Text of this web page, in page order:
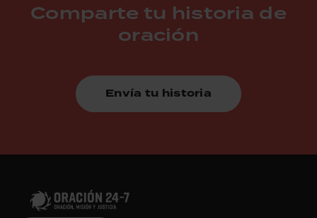
Comparte tu historia de
oración
Envía tu historia